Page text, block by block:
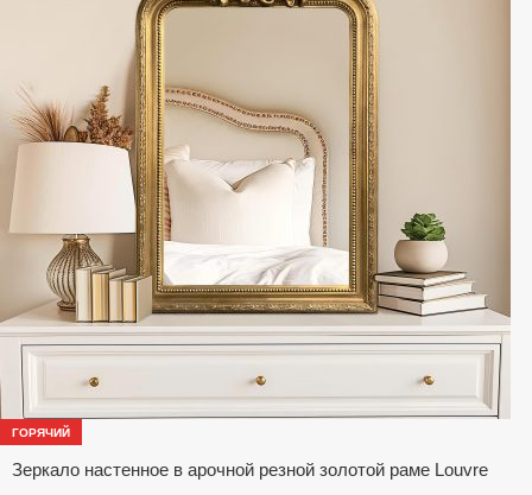
ГОРЯЧИЙ
Зеркало настенное в арочной резной золотой раме Louvre